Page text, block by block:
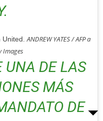
ANDREW YATES / AFP a
Images
DE LAS
MÁS
DE